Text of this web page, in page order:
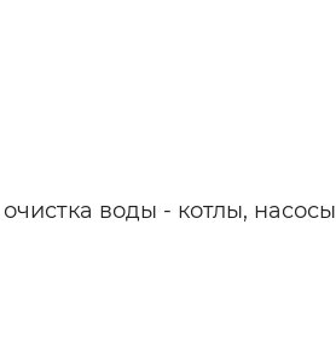
воды - котлы, насосы